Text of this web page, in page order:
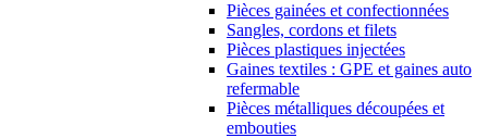
Pièces gainées et confectionnées
Sangles, cordons et filets
Pièces plastiques injectées
Gaines textiles : GPE et gaines auto
refermable
Pièces métalliques découpées et
embouties